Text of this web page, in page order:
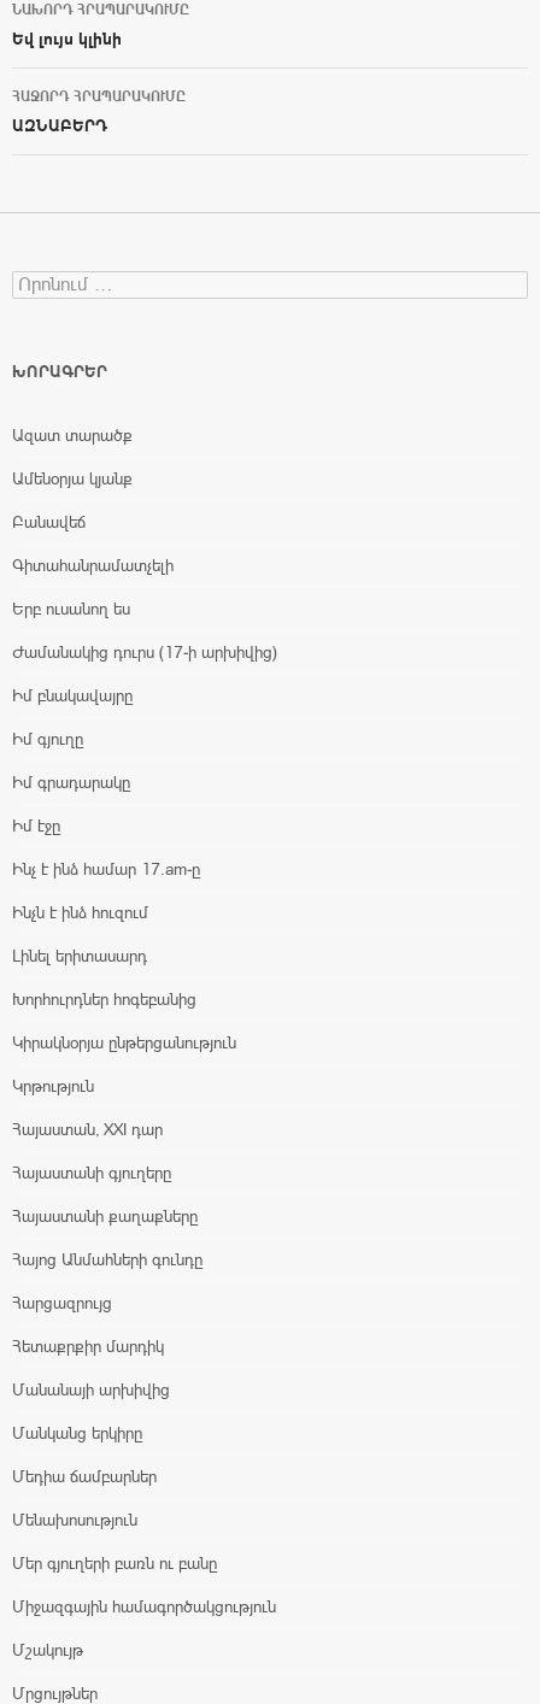
Post navigation
ՆԱԽՈՐԴ ՀՐԱՊԱՐԱԿՈՒՄԸ
Եվ լույս կլինի
ՀԱՋՈՐԴ ՀՐԱՊԱՐԱԿՈՒՄԸ
ԱԶՆԱԲԵՐԴ
Search for:
ԽՈՐԱԳՐԵՐ
Ազատ տարածք
Ամենօրյա կյանք
Բանավեճ
Գիտահանրամատչելի
Երբ ուսանող ես
Ժամանակից դուրս (17-ի արխիվից)
Իմ բնակավայրը
Իմ գյուղը
Իմ գրադարակը
Իմ էջը
Ինչ է ինձ համար 17.am-ը
Ինչն է ինձ հուզում
Լինել երիտասարդ
Խորհուրդներ հոգեբանից
Կիրակնօրյա ընթերցանություն
Կրթություն
Հայաստան, XXI դար
Հայաստանի գյուղերը
Հայաստանի քաղաքները
Հայոց Անմահների գունդը
Հարցազրույց
Հետաքրքիր մարդիկ
Մանանայի արխիվից
Մանկանց երկիրը
Մեդիա ճամբարներ
Մենախոսություն
Մեր գյուղերի բառն ու բանը
Միջազգային համագործակցություն
Մշակույթ
Մրցույթներ